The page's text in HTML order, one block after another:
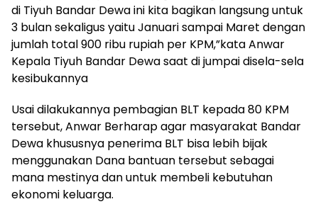
di Tiyuh Bandar Dewa ini kita bagikan langsung untuk
3 bulan sekaligus yaitu Januari sampai Maret dengan
jumlah total 900 ribu rupiah per KPM,”kata Anwar
Kepala Tiyuh Bandar Dewa saat di jumpai disela-sela
kesibukannya
Usai dilakukannya pembagian BLT kepada 80 KPM
tersebut, Anwar Berharap agar masyarakat Bandar
Dewa khususnya penerima BLT bisa lebih bijak
menggunakan Dana bantuan tersebut sebagai
mana mestinya dan untuk membeli kebutuhan
ekonomi keluarga.